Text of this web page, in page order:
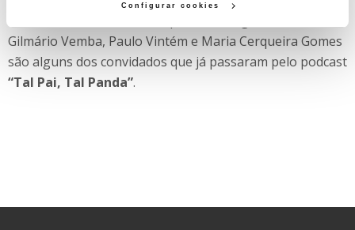
Configurar cookies
Gilmário Vemba, Paulo Vintém e Maria Cerqueira Gomes
são alguns dos convidados que já passaram pelo podcast
“Tal Pai, Tal Panda”.